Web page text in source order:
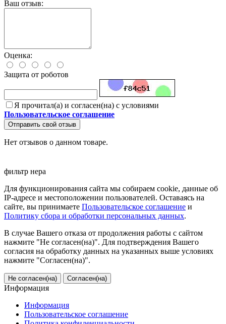
Ваш отзыв:
Оценка:
Защита от роботов
Я прочитал(а) и согласен(на) с условиями
Пользовательское соглашение
Отправить свой отзыв
Нет отзывов о данном товаре.
фильтр нера
Для функционирования сайта мы собираем cookie, данные об
IP-адресе и местоположении пользователей. Оставаясь на
сайте, вы принимаете Пользовательское соглашение и
Политику сбора и обработки персональных данных.
В случае Вашего отказа от продолжения работы с сайтом
нажмите "Не согласен(на)". Для подтверждения Вашего
согласия на обработку данных на указанных выше условиях
нажмите "Согласен(на)".
Не согласен(на) Согласен(на)
Информация
Информация
Пользовательское соглашение